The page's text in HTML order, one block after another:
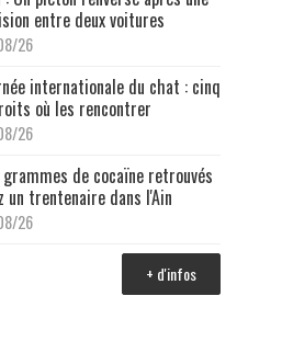
entre deux voitures
26
internationale du chat : cinq
où les rencontrer
26
de cocaïne retrouvés
un trentenaire dans l'Ain
26
+ d'infos